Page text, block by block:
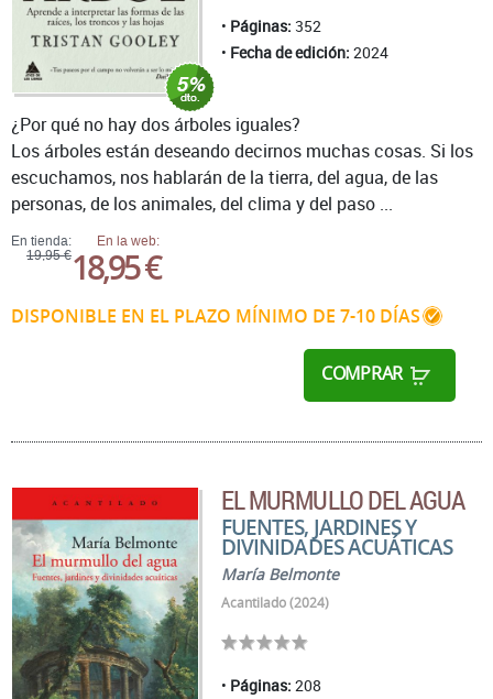
Páginas: 352
Fecha de edición: 2024
En tienda:
19,95 €
En la web:
18,95 €
DISPONIBLE EN EL PLAZO MÍNIMO DE 7-10 DÍAS
COMPRAR
¿Por qué no hay dos árboles iguales?
Los árboles están deseando decirnos muchas cosas. Si los
escuchamos, nos hablarán de la tierra, del agua, de las
personas, de los animales, del clima y del paso ...
EL MURMULLO DEL AGUA
FUENTES, JARDINES Y
DIVINIDADES ACUÁTICAS
María Belmonte
Acantilado (2024)
Páginas: 208